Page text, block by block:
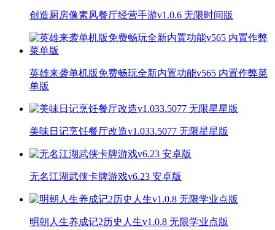
创造厨房像素风餐厅经营手游v1.0.6 无限时间版
英雄来袭单机版免费畅玩全新内置功能v565 内置作弊菜
单版
美味日记烹饪餐厅改造v1.033.5077 无限星星版
无名江湖武侠卡牌游戏v6.23 安卓版
明朝人生养成记2历史人生v1.0.8 无限学业点版